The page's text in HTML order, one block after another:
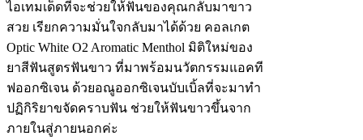
ไอเทมเด็ดที่จะช่วยให้ฟันของคุณกลับมาขาว
สวย เรียกความมั่นใจกลับมาได้ด้วย คอลเกต
Optic White O2 Aromatic Menthol มิติใหม่ของ
ยาสีฟันสูตรฟันขาว ที่มาพร้อมนวัตกรรมแอคที
ฟออกซิเจน ด้วยอณูออกซิเจนบับเบิ้ลที่จะมาทำ
ปฏิกิริยาขจัดคราบฟัน ช่วยให้ฟันขาวขึ้นจาก
ภายในสู่ภายนอกค่ะ